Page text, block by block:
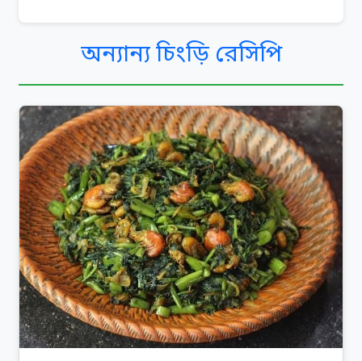
অন্যান্য চিংড়ি রেসিপি